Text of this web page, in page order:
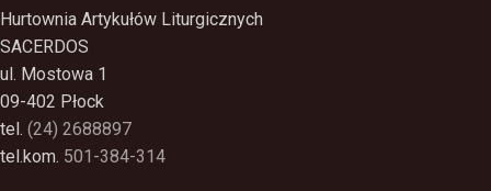
Hurtownia Artykułów Liturgicznych
SACERDOS
ul. Mostowa 1
09-402 Płock
tel. (24) 2688897
tel.kom. 501-384-314